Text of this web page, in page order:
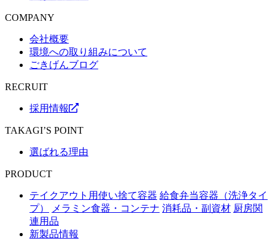
COMPANY
会社概要
環境への取り組みについて
ごきげんブログ
RECRUIT
採用情報
TAKAGI’S POINT
選ばれる理由
PRODUCT
テイクアウト用使い捨て容器 給食弁当容器（洗浄タイ
プ）
メラミン食器・コンテナ 消耗品・副資材 厨房関
連用品
新製品情報